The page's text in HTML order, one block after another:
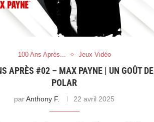
100 Ans Après... Jeux Vidéo
APRÈS #02 – MAX PAYNE | UN GOÛT DE
POLAR
parAnthony F. 22 avril 2025